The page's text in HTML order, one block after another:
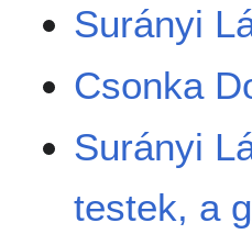
Surányi
Csonka
Surányi
testek, a